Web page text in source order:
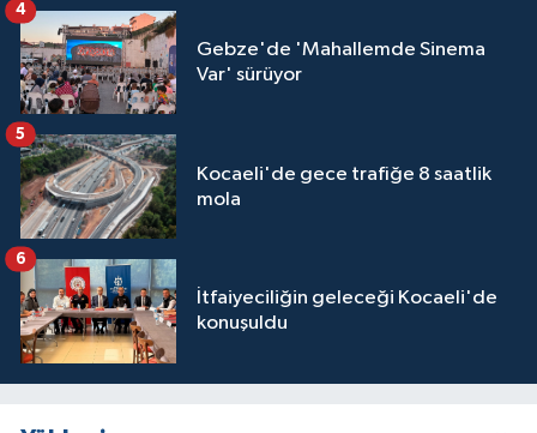
Gebze'de 'Mahallemde Sinema
Var' sürüyor
4
Kocaeli'de gece trafiğe 8 saatlik
mola
5
İtfaiyeciliğin geleceği Kocaeli'de
konuşuldu
6